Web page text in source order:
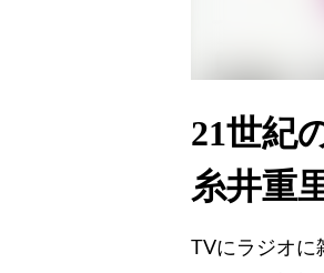
21世紀
糸井重
TVにラジオに